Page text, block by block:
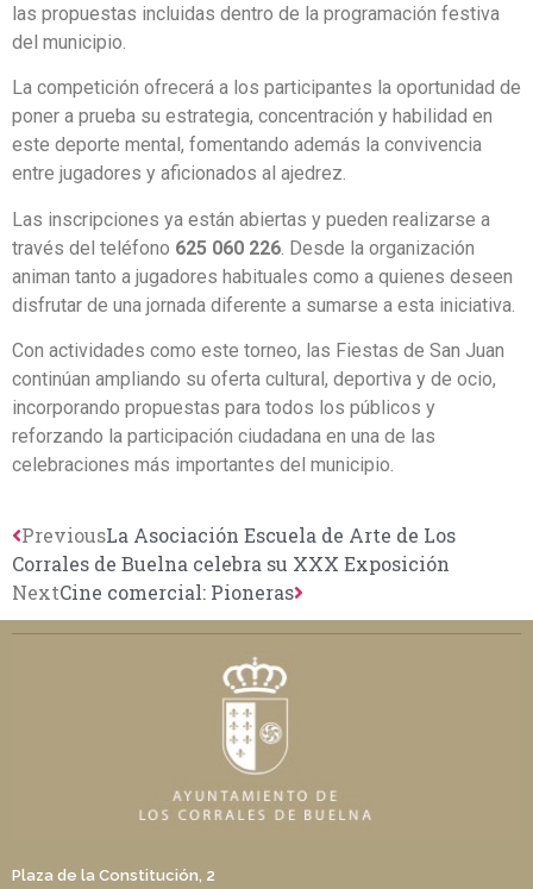
las propuestas incluidas dentro de la programación festiva
del municipio.
La competición ofrecerá a los participantes la oportunidad de
poner a prueba su estrategia, concentración y habilidad en
este deporte mental, fomentando además la convivencia
entre jugadores y aficionados al ajedrez.
Las inscripciones ya están abiertas y pueden realizarse a
través del teléfono 625 060 226 . Desde la organización
animan tanto a jugadores habituales como a quienes deseen
disfrutar de una jornada diferente a sumarse a esta iniciativa.
Con actividades como este torneo, las Fiestas de San Juan
continúan ampliando su oferta cultural, deportiva y de ocio,
incorporando propuestas para todos los públicos y
reforzando la participación ciudadana en una de las
celebraciones más importantes del municipio.
PreviousLa Asociación Escuela de Arte de Los
Corrales de Buelna celebra su XXX Exposición
NextCine comercial: Pioneras
Plaza de la Constitución, 2